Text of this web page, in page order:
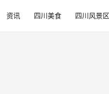
资讯 四川美食 四川风景区